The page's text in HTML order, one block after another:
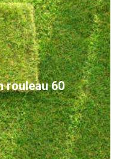
rouleau 60